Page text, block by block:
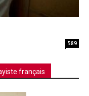
589
français